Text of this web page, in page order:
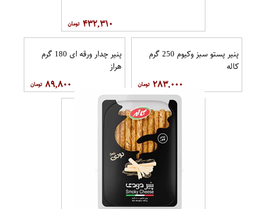
۴۳۲,۳۱۰
پنیر پستو سبز وکیوم 250 گرم
کاله
۲۸۳,۰۰۰
پنیر چدار ورقه ای 180 گرم
هراز
۸۹,۸۰۰